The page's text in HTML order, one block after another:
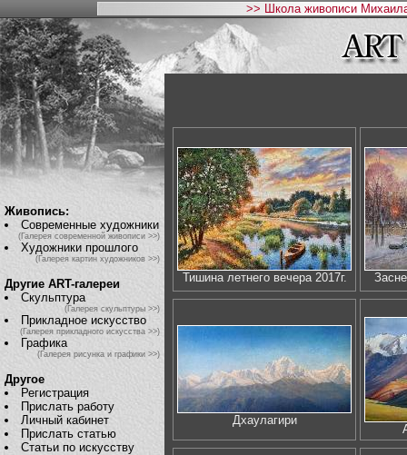
>> Школа живописи
Живопись:
Современные художники
(Галерея современной живописи >>)
Художники прошлого
(Галерея картин художников >>)
Другие ART-галереи
Скульптура
(Галерея скульптуры >>)
Прикладное искусство
(Галерея прикладного искусства >>)
Графика
(Галерея рисунка и графики >>)
Другое
Регистрация
Прислать работу
Личный кабинет
Прислать статью
Статьи по искусству
Тишина летнего вечера 2017г.
Дхаулагири